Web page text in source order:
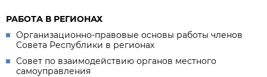
РАБОТА В РЕГИОНАХ
Организационно-правовые основы работы членов
Совета Республики в регионах
Совет по взаимодействию органов местного
самоуправления